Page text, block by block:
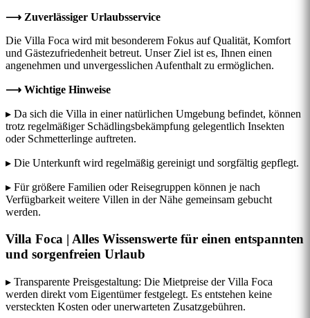
⟶ Zuverlässiger Urlaubsservice
Die Villa Foca wird mit besonderem Fokus auf Qualität, Komfort
und Gästezufriedenheit betreut. Unser Ziel ist es, Ihnen einen
angenehmen und unvergesslichen Aufenthalt zu ermöglichen.
⟶ Wichtige Hinweise
▸ Da sich die Villa in einer natürlichen Umgebung befindet, können
trotz regelmäßiger Schädlingsbekämpfung gelegentlich Insekten
oder Schmetterlinge auftreten.
▸ Die Unterkunft wird regelmäßig gereinigt und sorgfältig gepflegt.
▸ Für größere Familien oder Reisegruppen können je nach
Verfügbarkeit weitere Villen in der Nähe gemeinsam gebucht
werden.
Villa Foca | Alles Wissenswerte für einen entspannten
und sorgenfreien Urlaub
▸ Transparente Preisgestaltung: Die Mietpreise der Villa Foca
werden direkt vom Eigentümer festgelegt. Es entstehen keine
versteckten Kosten oder unerwarteten Zusatzgebühren.